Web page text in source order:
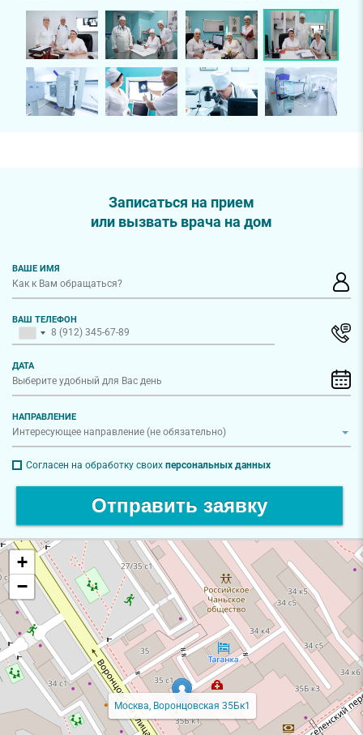
Записаться на прием
или вызвать врача на дом
ВАШЕ ИМЯ
ВАШ ТЕЛЕФОН
ДАТА
НАПРАВЛЕНИЕ
Согласен на обработку своих персональных данных
Отправить заявку
Москва, Воронцовская 35Бк1
+
−